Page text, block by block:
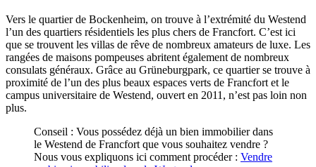
Vers le quartier de Bockenheim, on trouve à l’extrémité du Westend
l’un des quartiers résidentiels les plus chers de Francfort. C’est ici
que se trouvent les villas de rêve de nombreux amateurs de luxe. Les
rangées de maisons pompeuses abritent également de nombreux
consulats généraux. Grâce au Grüneburgpark, ce quartier se trouve à
proximité de l’un des plus beaux espaces verts de Francfort et le
campus universitaire de Westend, ouvert en 2011, n’est pas loin non
plus.
Conseil : Vous possédez déjà un bien immobilier dans
le Westend de Francfort que vous souhaitez vendre ?
Nous vous expliquons ici comment procéder : Vendre